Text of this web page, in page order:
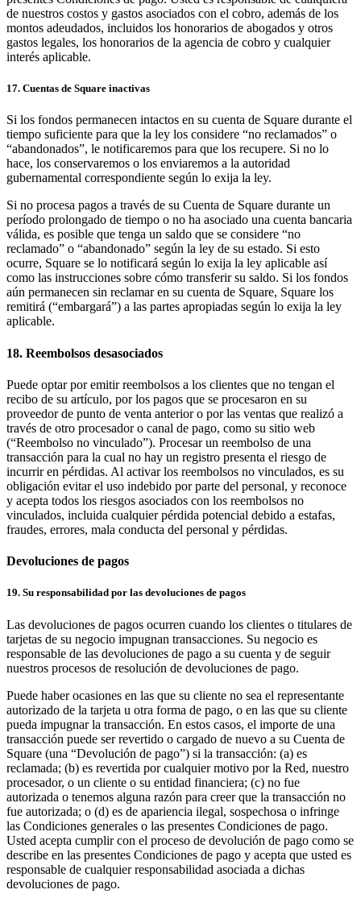
de nuestros costos y gastos asociados con el cobro, además de los
montos adeudados, incluidos los honorarios de abogados y otros
gastos legales, los honorarios de la agencia de cobro y cualquier
interés aplicable.
17. Cuentas de Square inactivas
Si los fondos permanecen intactos en su cuenta de Square durante el
tiempo suficiente para que la ley los considere “no reclamados” o
“abandonados”, le notificaremos para que los recupere. Si no lo
hace, los conservaremos o los enviaremos a la autoridad
gubernamental correspondiente según lo exija la ley.
Si no procesa pagos a través de su Cuenta de Square durante un
período prolongado de tiempo o no ha asociado una cuenta bancaria
válida, es posible que tenga un saldo que se considere “no
reclamado” o “abandonado” según la ley de su estado. Si esto
ocurre, Square se lo notificará según lo exija la ley aplicable así
como las instrucciones sobre cómo transferir su saldo. Si los fondos
aún permanecen sin reclamar en su cuenta de Square, Square los
remitirá (“embargará”) a las partes apropiadas según lo exija la ley
aplicable.
18. Reembolsos desasociados
Puede optar por emitir reembolsos a los clientes que no tengan el
recibo de su artículo, por los pagos que se procesaron en su
proveedor de punto de venta anterior o por las ventas que realizó a
través de otro procesador o canal de pago, como su sitio web
(“Reembolso no vinculado”). Procesar un reembolso de una
transacción para la cual no hay un registro presenta el riesgo de
incurrir en pérdidas. Al activar los reembolsos no vinculados, es su
obligación evitar el uso indebido por parte del personal, y reconoce
y acepta todos los riesgos asociados con los reembolsos no
vinculados, incluida cualquier pérdida potencial debido a estafas,
fraudes, errores, mala conducta del personal y pérdidas.
Devoluciones de pagos
19. Su responsabilidad por las devoluciones de pagos
Las devoluciones de pagos ocurren cuando los clientes o titulares de
tarjetas de su negocio impugnan transacciones. Su negocio es
responsable de las devoluciones de pago a su cuenta y de seguir
nuestros procesos de resolución de devoluciones de pago.
Puede haber ocasiones en las que su cliente no sea el representante
autorizado de la tarjeta u otra forma de pago, o en las que su cliente
pueda impugnar la transacción. En estos casos, el importe de una
transacción puede ser revertido o cargado de nuevo a su Cuenta de
Square (una “Devolución de pago”) si la transacción: (a) es
reclamada; (b) es revertida por cualquier motivo por la Red, nuestro
procesador, o un cliente o su entidad financiera; (c) no fue
autorizada o tenemos alguna razón para creer que la transacción no
fue autorizada; o (d) es de apariencia ilegal, sospechosa o infringe
las Condiciones generales o las presentes Condiciones de pago.
Usted acepta cumplir con el proceso de devolución de pago como se
describe en las presentes Condiciones de pago y acepta que usted es
responsable de cualquier responsabilidad asociada a dichas
devoluciones de pago.